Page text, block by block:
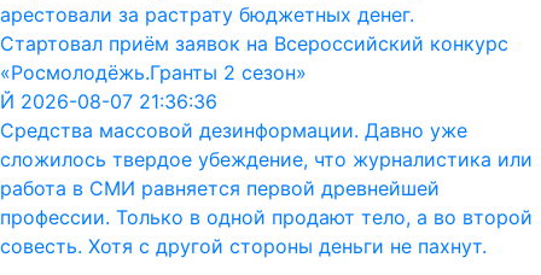
арестовали за растрату бюджетных денег.
Стартовал приём заявок на Всероссийский конкурс
«Росмолодёжь.Гранты 2 сезон»
Й 2026-08-07 21:36:36
Средства массовой дезинформации. Давно уже
сложилось твердое убеждение, что журналистика или
работа в СМИ равняется первой древнейшей
профессии. Только в одной продают тело, а во второй
совесть. Хотя с другой стороны деньги не пахнут.